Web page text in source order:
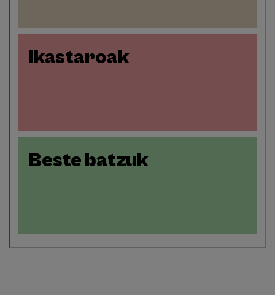
Ikastaroak
Beste batzuk